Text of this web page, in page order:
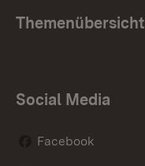
Themenübersicht
Social Media
Facebook